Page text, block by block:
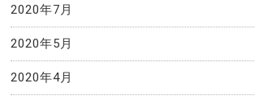
2020年7月
2020年5月
2020年4月